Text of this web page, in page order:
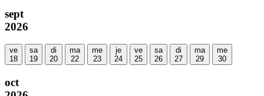
sept
2026
ve
18
sa
19
di
20
ma
22
me
23
je
24
ve
25
sa
26
di
27
ma
29
me
30
oct